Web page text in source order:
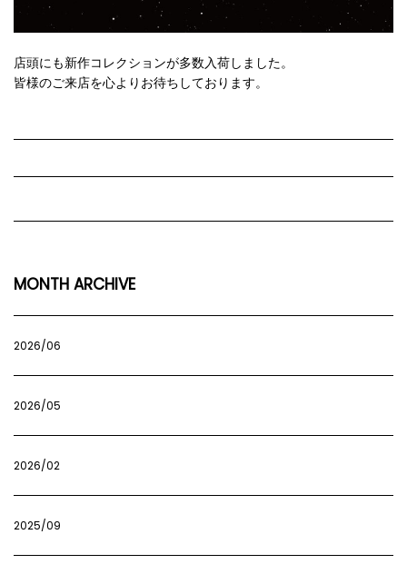
店頭にも新作コレクションが多数入荷しました。
皆様のご来店を心よりお待ちしております。
MONTH ARCHIVE
2026/06
2026/05
2026/02
2025/09